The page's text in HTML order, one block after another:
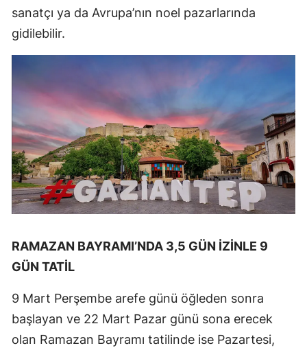
sanatçı ya da Avrupa’nın noel pazarlarında
gidilebilir.
RAMAZAN BAYRAMI’NDA 3,5 GÜN İZİNLE 9
GÜN TATİL
9 Mart Perşembe arefe günü öğleden sonra
başlayan ve 22 Mart Pazar günü sona erecek
olan Ramazan Bayramı tatilinde ise Pazartesi,